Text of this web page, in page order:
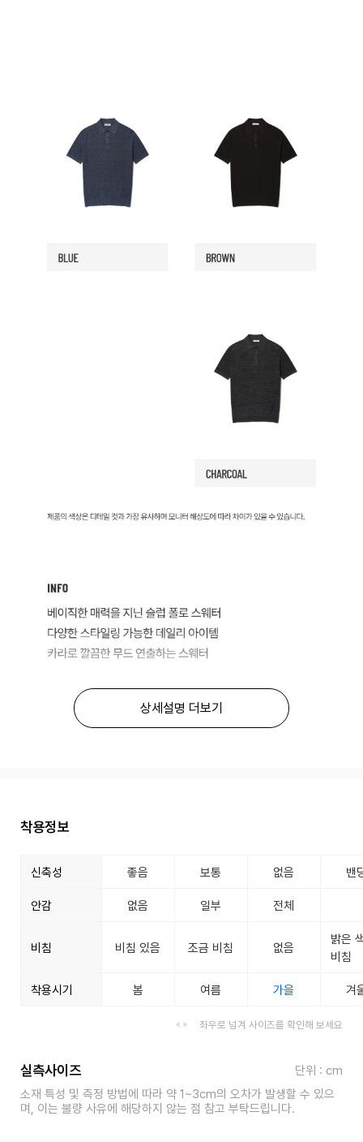
상세설명 더보기
착용정보
신축성 좋음 보통 없음 밴
안감 없음 일부 전체
비침 비침 있음 조금 비침 없음
밝은
비침
착용시기 봄 여름 가을 겨
좌우로 넘겨 사이즈를 확인해 보세요
실측사이즈
단위 : cm
소재 특성 및 측정 방법에 따라 약 1~3cm의 오차가 발생할 수 있으
며, 이는 불량 사유에 해당하지 않는 점 참고 부탁드립니다.